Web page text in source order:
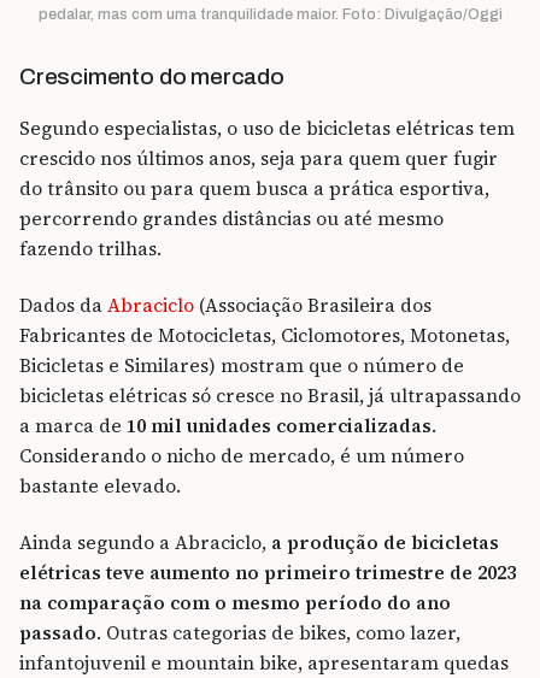
pedalar, mas com uma tranquilidade maior. Foto: Divulgação/Oggi
Crescimento do mercado
Segundo especialistas, o uso de bicicletas elétricas tem
crescido nos últimos anos, seja para quem quer fugir
do trânsito ou para quem busca a prática esportiva,
percorrendo grandes distâncias ou até mesmo
fazendo trilhas.
Dados daAbraciclo (Associação Brasileira dos
Fabricantes de Motocicletas, Ciclomotores, Motonetas,
Bicicletas e Similares) mostram que o número de
bicicletas elétricas só cresce no Brasil, já ultrapassando
a marca de 10 mil unidades comercializadas.
Considerando o nicho de mercado, é um número
bastante elevado.
Ainda segundo a Abraciclo, a produção de bicicletas
elétricas teve aumento no primeiro trimestre de 2023
na comparação com o mesmo período do ano
passado. Outras categorias de bikes, como lazer,
infantojuvenil e mountain bike, apresentaram quedas